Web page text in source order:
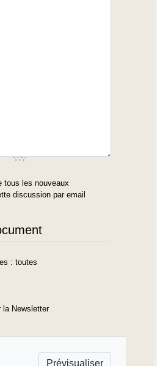
tous les nouveaux
discussion par email
: toutes
la Newsletter